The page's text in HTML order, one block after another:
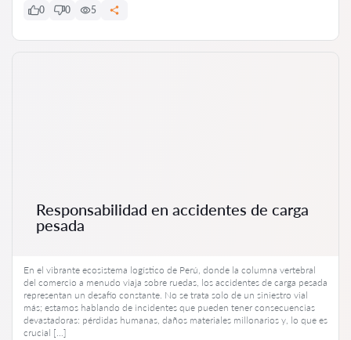
0 0 5
Responsabilidad en accidentes de carga
pesada
En el vibrante ecosistema logístico de Perú, donde la columna vertebral
del comercio a menudo viaja sobre ruedas, los accidentes de carga pesada
representan un desafío constante. No se trata solo de un siniestro vial
más; estamos hablando de incidentes que pueden tener consecuencias
devastadoras: pérdidas humanas, daños materiales millonarios y, lo que es
crucial […]